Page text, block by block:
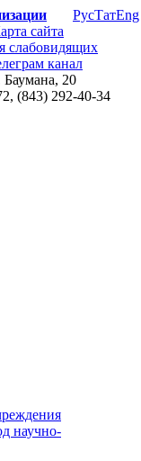
РусТатEng
Баумана, 20
(843) 292-40-34
научно-